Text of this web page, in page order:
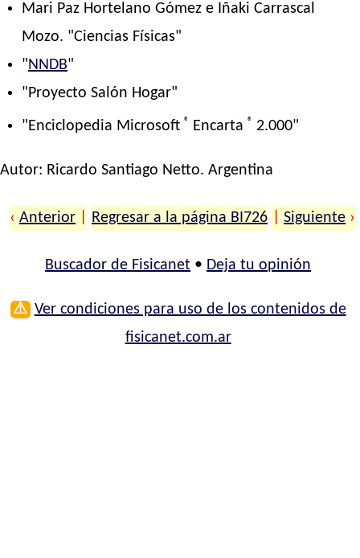
Mari Paz Hortelano Gómez e Iñaki Carrascal
Mozo. "Ciencias Físicas"
"NNDB"
"Proyecto Salón Hogar"
"Enciclopedia Microsoft ® Encarta ® 2.000"
Autor: Ricardo Santiago Netto. Argentina
‹ Anterior Regresar a la página BI726 Siguiente ›
Buscador de Fisicanet • Deja tu opinión
⚠ Ver condiciones para uso de los contenidos de
fisicanet.com.ar